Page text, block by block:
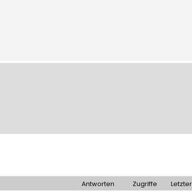
Antworten Zugriffe